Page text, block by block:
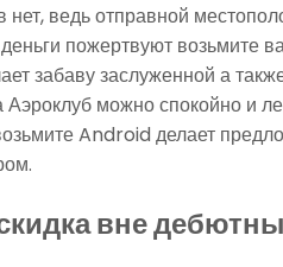
нет, ведь отправной
пожертвуют
забаву заслуженной а
можно спокойно и
Android делает
вне